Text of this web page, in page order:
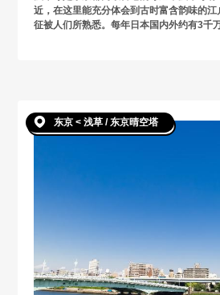
近，在这里能充分体会到古时富含韵味的
征被人们所熟悉。每年日本国内外约有3千
东京 < 浅草 / 东京晴空塔